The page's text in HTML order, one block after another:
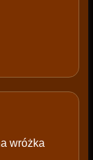
wróżka